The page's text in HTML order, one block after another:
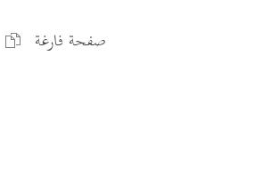
صفحة فارغة